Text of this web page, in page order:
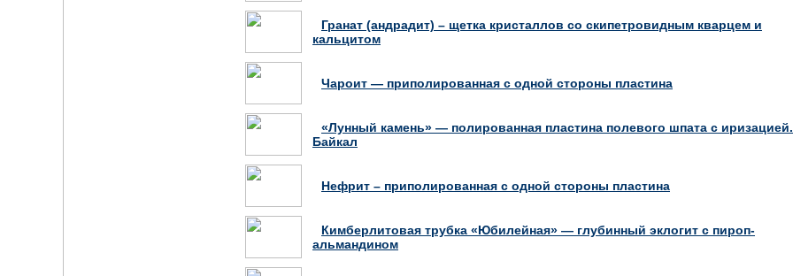
Гранат (андрадит) – щетка кристаллов со скипетровидным кварцем и
кальцитом
Чароит — приполированная с одной стороны пластина
«Лунный камень» — полированная пластина полевого шпата с иризацией.
Байкал
Нефрит – приполированная с одной стороны пластина
Кимберлитовая трубка «Юбилейная» — глубинный эклогит с пироп-
альмандином